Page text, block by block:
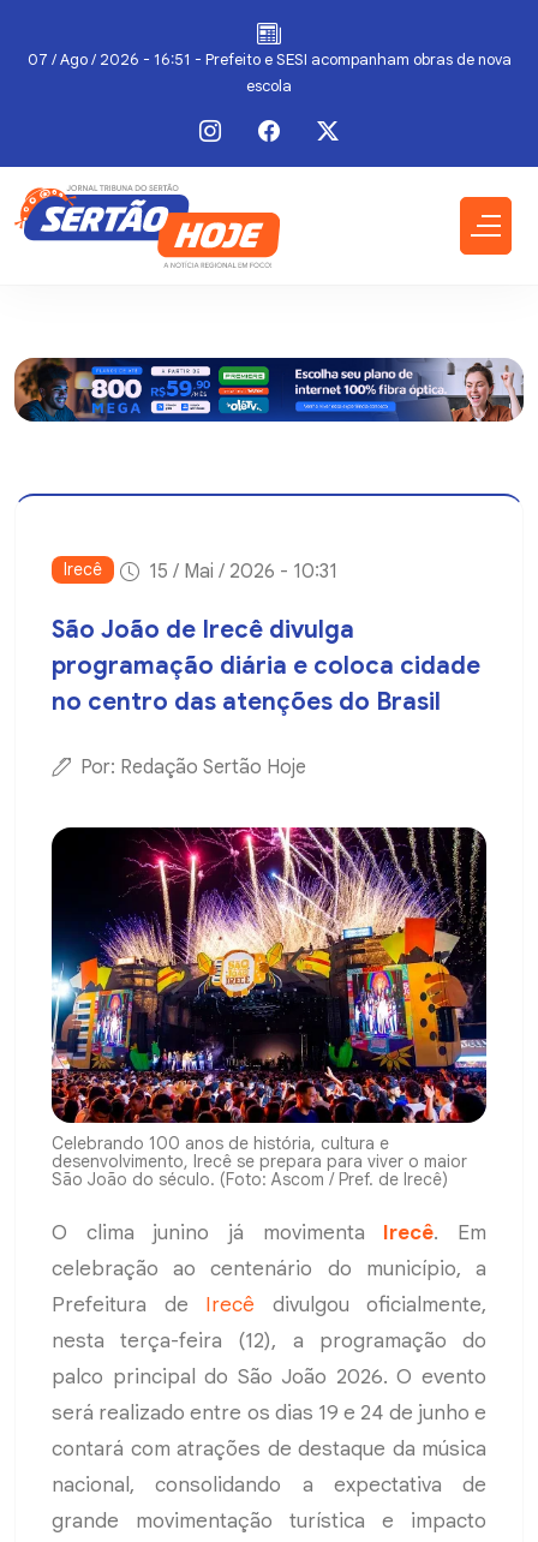
07 / Ago / 2026 - 16:51 - Prefeito e SESI acompanham obras de nova
escola
Irecê 15 / Mai / 2026 - 10:31
São João de Irecê divulga
programação diária e coloca cidade
no centro das atenções do Brasil
Por: Redação Sertão Hoje
Celebrando 100 anos de história, cultura e
desenvolvimento, Irecê se prepara para viver o maior
São João do século. (Foto: Ascom / Pref. de Irecê)
O clima junino já movimenta Irecê. Em
celebração ao centenário do município, a
Prefeitura de Irecê divulgou oficialmente,
nesta terça-feira (12), a programação do
palco principal do São João 2026. O evento
será realizado entre os dias 19 e 24 de junho e
contará com atrações de destaque da música
nacional, consolidando a expectativa de
grande movimentação turística e impacto